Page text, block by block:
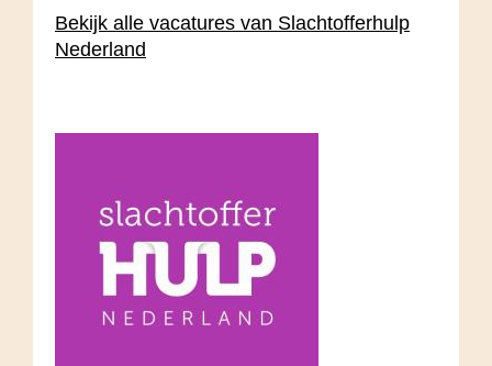
Bekijk alle vacatures van Slachtofferhulp
Nederland